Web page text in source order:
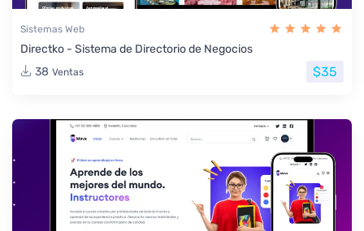
Sistemas Web
Directko - Sistema de Directorio de Negocios
38 Ventas $35